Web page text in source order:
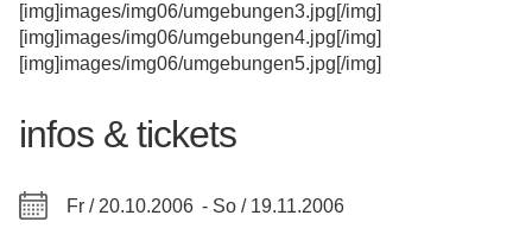
[img]images/img06/umgebungen3.jpg[/img]
[img]images/img06/umgebungen4.jpg[/img]
[img]images/img06/umgebungen5.jpg[/img]
infos & tickets
Fr / 20.10.2006 - So / 19.11.2006